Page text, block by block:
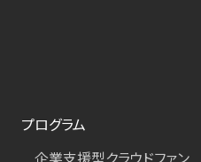
プログラム
企業支援型クラウドファン